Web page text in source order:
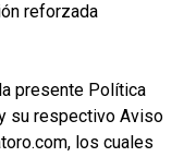
reforzada
presente Política
su respectivo Aviso
los cuales